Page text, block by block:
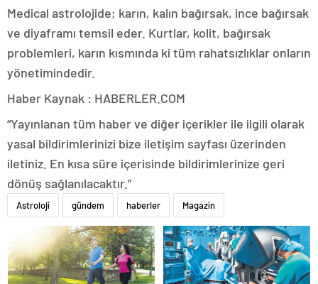
Medical astrolojide; karın, kalın bağırsak, ince bağırsak
ve diyaframı temsil eder. Kurtlar, kolit, bağırsak
problemleri, karın kısmında ki tüm rahatsızlıklar onların
yönetimindedir.
Haber Kaynak : HABERLER.COM
“Yayınlanan tüm haber ve diğer içerikler ile ilgili olarak
yasal bildirimlerinizi bize iletişim sayfası üzerinden
iletiniz. En kısa süre içerisinde bildirimlerinize geri
dönüş sağlanılacaktır.”
Astroloji gündem haberler Magazin